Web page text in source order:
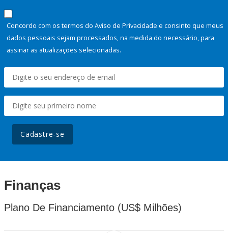
Concordo com os termos do Aviso de Privacidade e consinto que meus
dados pessoais sejam processados, na medida do necessário, para
assinar as atualizações selecionadas.
Cadastre-se
Finanças
Plano De Financiamento (US$ Milhões)